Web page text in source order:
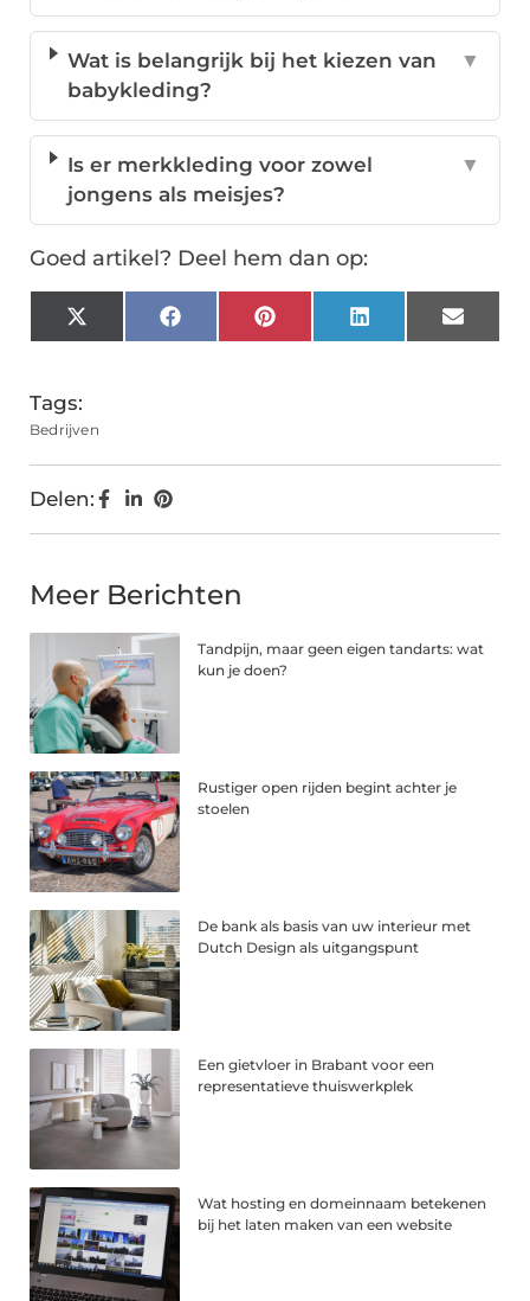
Wat is belangrijk bij het kiezen van
babykleding?
▼
Is er merkkleding voor zowel
jongens als meisjes?
▼
Goed artikel? Deel hem dan op:
X
(Twitter)
FacebookPinterestLinkedInEmail
Tags:
Bedrijven
Delen:
Meer Berichten
Tandpijn, maar geen eigen tandarts: wat
kun je doen?
Rustiger open rijden begint achter je
stoelen
De bank als basis van uw interieur met
Dutch Design als uitgangspunt
Een gietvloer in Brabant voor een
representatieve thuiswerkplek
Wat hosting en domeinnaam betekenen
bij het laten maken van een website